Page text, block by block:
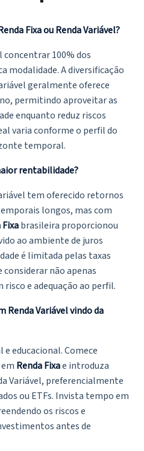
Fixa ou Renda Variável?
100% dos
modalidade. A diversificação
geralmente oferece
permitindo aproveitar as
enquanto reduz riscos
varia conforme o perfil do
temporal.
rentabilidade?
tem oferecido retornos
longos, mas com
Fixabrasileira proporcionou
ao ambiente de juros
é limitada pelas taxas
considerar não apenas
e adequação ao perfil.
Renda Variável vindo da
educacional. Comece
Renda Fixae introduza
Variável, preferencialmente
ou ETFs. Invista tempo em
os riscos e
antes de